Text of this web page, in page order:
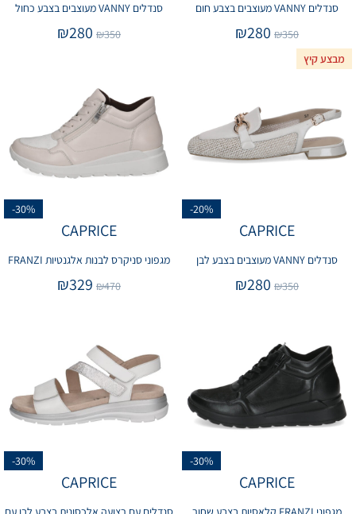
סנדלים VANNY מעוצבים בצבע חום
₪350
₪280
סנדלים VANNY מעוצבים בצבע כחול
₪350
₪280
מבצע קיץ
-20%
CAPRICE
סנדלים VANNY מעוצבים בצבע לבן
₪350
₪280
-30%
CAPRICE
מגפוני סניקרס לבנות אלגנטיות FRANZI
₪470
₪329
-30%
CAPRICE
-30%
CAPRICE